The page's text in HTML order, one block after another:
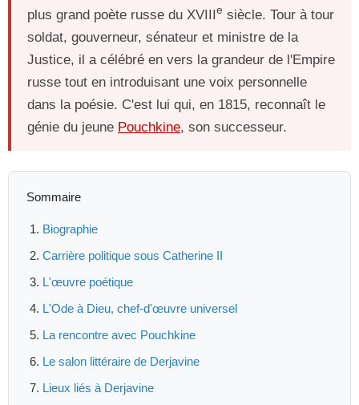
plus grand poète russe du XVIIIe siècle. Tour à tour
soldat, gouverneur, sénateur et ministre de la
Justice, il a célébré en vers la grandeur de l'Empire
russe tout en introduisant une voix personnelle
dans la poésie. C'est lui qui, en 1815, reconnaît le
génie du jeune Pouchkine, son successeur.
Sommaire
Biographie
Carrière politique sous Catherine II
L'œuvre poétique
L'Ode à Dieu, chef-d'œuvre universel
La rencontre avec Pouchkine
Le salon littéraire de Derjavine
Lieux liés à Derjavine